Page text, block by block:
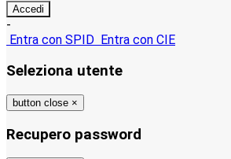
-
Entra con SPID Entra con CIE
Seleziona utente
button close ×
Recupero password